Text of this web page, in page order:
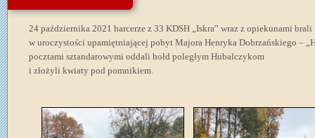
24 października 2021 harcerze z 33 KDSH „Iskra” wraz z opiekunami brali
w uroczystości upamiętniającej pobyt Majora Henryka Dobrzańskiego –
pocztami sztandarowymi oddali hołd poległym Hubalczykom
i złożyli kwiaty pod pomnikiem.